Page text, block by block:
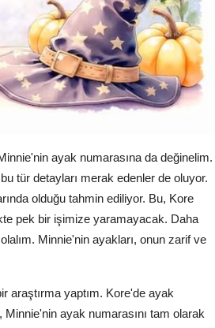
ayak numarasına da değinelim.
tür detayları merak edenler de oluyor.
olduğu tahmin ediliyor. Bu, Kore
pek bir işimize yaramayacak. Daha
Minnie'nin ayakları, onun zarif ve
araştırma yaptım. Kore'de ayak
ayak numarasını tam olarak